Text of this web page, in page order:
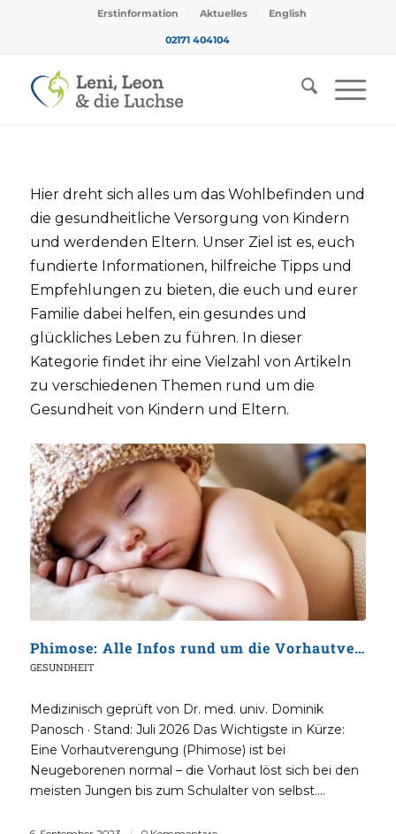
Erstinformation Aktuelles English
02171 404104
Hier dreht sich alles um das Wohlbefinden und
die gesundheitliche Versorgung von Kindern
und werdenden Eltern. Unser Ziel ist es, euch
fundierte Informationen, hilfreiche Tipps und
Empfehlungen zu bieten, die euch und eurer
Familie dabei helfen, ein gesundes und
glückliches Leben zu führen. In dieser
Kategorie findet ihr eine Vielzahl von Artikeln
zu verschiedenen Themen rund um die
Gesundheit von Kindern und Eltern.
Phimose: Alle Infos rund um die Vorhautverengung bei Kindern
GESUNDHEIT
Medizinisch geprüft von Dr. med. univ. Dominik
Panosch · Stand: Juli 2026 Das Wichtigste in Kürze:
Eine Vorhautverengung (Phimose) ist bei
Neugeborenen normal – die Vorhaut löst sich bei den
meisten Jungen bis zum Schulalter von selbst.…